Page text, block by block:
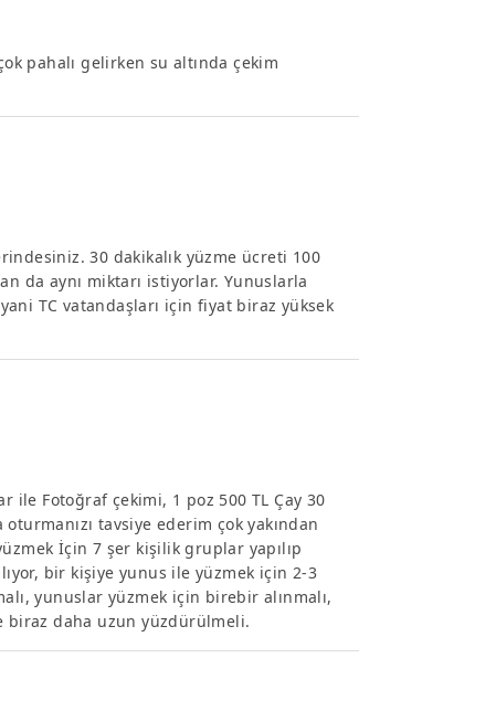
pahalı gelirken su altında çekim
30 dakikalık yüzme ücreti 100
da aynı miktarı istiyorlar. Yunuslarla
TC vatandaşları için fiyat biraz yüksek
ile Fotoğraf çekimi, 1 poz 500 TL Çay 30
tavsiye ederim çok yakından
İçin 7 şer kişilik gruplar yapılıp
bir kişiye yunus ile yüzmek için 2-3
yunuslar yüzmek için birebir alınmalı,
daha uzun yüzdürülmeli.